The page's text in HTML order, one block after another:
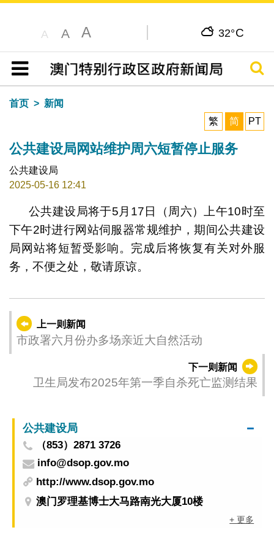
A A A 32°C
目录
搜寻
首页
新闻
繁
简 PT
公共建设局网站维护周六短暂停止服务
公共建设局
2025-05-16 12:41
公共建设局将于5月17日（周六）上午10时至
下午2时进行网站伺服器常规维护，期间公共建设
局网站将短暂受影响。完成后将恢复有关对外服
务，不便之处，敬请原谅。
上一则新闻
市政署六月份办多场亲近大自然活动
下一则新闻
卫生局发布2025年第一季自杀死亡监测结果
公共建设局
（853）2871 3726
info@dsop.gov.mo
http://www.dsop.gov.mo
澳门罗理基博士大马路南光大厦10楼
+ 更多